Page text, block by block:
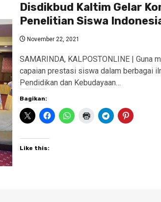
Disdikbud Kaltim Gelar
Penelitian Siswa
November 22, 2021
SAMARINDA, KALPOSTONLINE | Guna
capaian prestasi siswa dalam berbagai
Pendidikan dan Kebudayaan…
Bagikan:
Like this: